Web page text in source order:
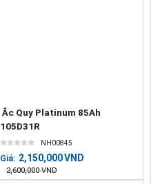
Ắc Quy Platinum 85Ah
105D31R
NH00845
Giá: 2,150,000VND
2,600,000 VND